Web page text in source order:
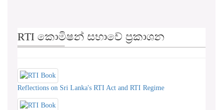
RTI කොමිෂන් සභාවේ ප්‍රකාශන
Reflections on Sri Lanka's RTI Act and RTI Regime